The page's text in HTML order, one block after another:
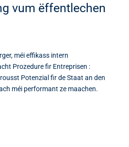
vum ëffentlechen
méi effikass intern
Prozedure fir Entreprisen :
Potenzial fir de Staat an den
méi performant ze maachen.